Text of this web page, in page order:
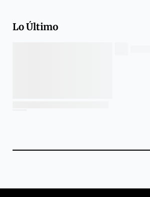
Lo Último